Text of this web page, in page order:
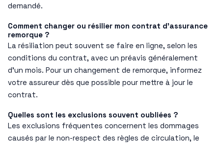
demandé.
Comment changer ou résilier mon contrat d’assurance
remorque ?
La résiliation peut souvent se faire en ligne, selon les
conditions du contrat, avec un préavis généralement
d’un mois. Pour un changement de remorque, informez
votre assureur dès que possible pour mettre à jour le
contrat.
Quelles sont les exclusions souvent oubliées ?
Les exclusions fréquentes concernent les dommages
causés par le non-respect des règles de circulation, le